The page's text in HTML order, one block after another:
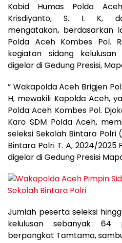
Kabid Humas Polda
Krisdiyanto, S. I. K,
mengatakan, berdasarkan
Polda Aceh Kombes Pol.
kegiatan sidang
digelar di Gedung Presisi,
” Wakapolda Aceh Brigjen
H, mewakili Kapolda Aceh,
Polda Aceh Kombes Pol.
Karo SDM Polda Aceh,
seleksi Sekolah Bintara Polri
Bintara Polri T. A, 2024/2025
digelar di Gedung Presisi
Jumlah peserta seleksi
kelulusan sebanyak 64
berpangkat Tamtama,